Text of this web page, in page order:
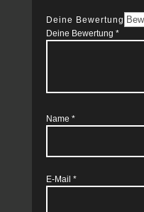
Deine Bewertung
Deine Bewertung *
Name *
E-Mail *